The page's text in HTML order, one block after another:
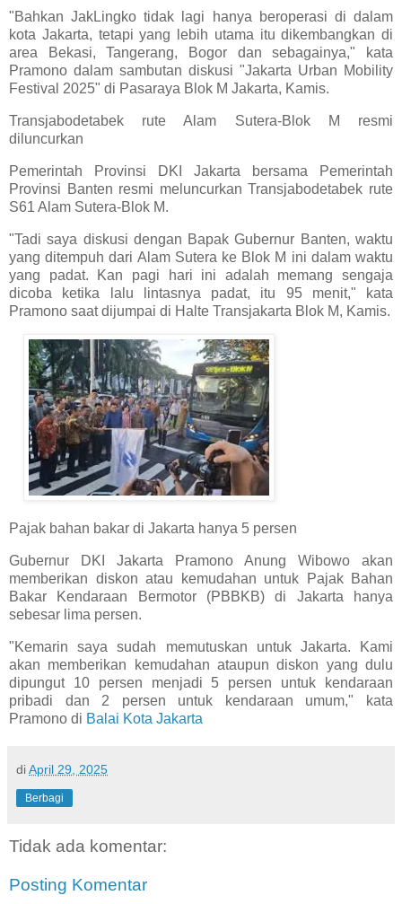
"Bahkan JakLingko tidak lagi hanya beroperasi di dalam
kota Jakarta, tetapi yang lebih utama itu dikembangkan di
area Bekasi, Tangerang, Bogor dan sebagainya," kata
Pramono dalam sambutan diskusi "Jakarta Urban Mobility
Festival 2025" di Pasaraya Blok M Jakarta, Kamis.
Transjabodetabek rute Alam Sutera-Blok M resmi
diluncurkan
Pemerintah Provinsi DKI Jakarta bersama Pemerintah
Provinsi Banten resmi meluncurkan Transjabodetabek rute
S61 Alam Sutera-Blok M.
"Tadi saya diskusi dengan Bapak Gubernur Banten, waktu
yang ditempuh dari Alam Sutera ke Blok M ini dalam waktu
yang padat. Kan pagi hari ini adalah memang sengaja
dicoba ketika lalu lintasnya padat, itu 95 menit," kata
Pramono saat dijumpai di Halte Transjakarta Blok M, Kamis.
Pajak bahan bakar di Jakarta hanya 5 persen
Gubernur DKI Jakarta Pramono Anung Wibowo akan
memberikan diskon atau kemudahan untuk Pajak Bahan
Bakar Kendaraan Bermotor (PBBKB) di Jakarta hanya
sebesar lima persen.
"Kemarin saya sudah memutuskan untuk Jakarta. Kami
akan memberikan kemudahan ataupun diskon yang dulu
dipungut 10 persen menjadi 5 persen untuk kendaraan
pribadi dan 2 persen untuk kendaraan umum," kata
Pramono di Balai Kota Jakarta
diApril 29, 2025
Berbagi
Tidak ada komentar:
Posting Komentar